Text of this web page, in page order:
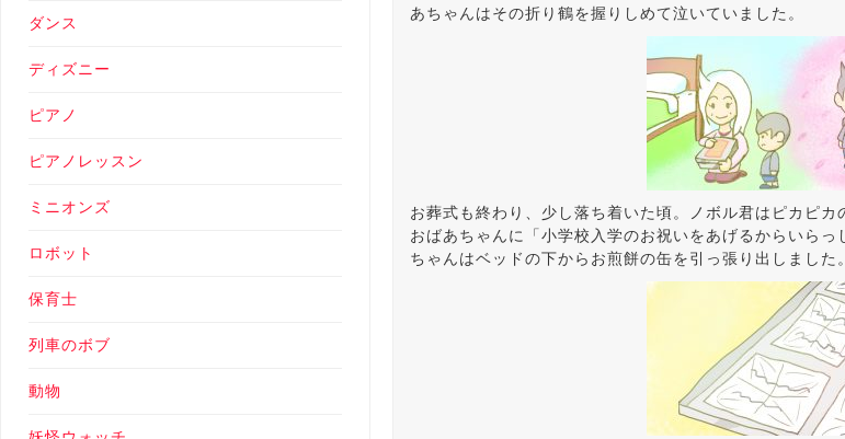
あちゃんはその折り鶴を握りしめて泣いていました。
お葬式も終わり、少し落ち着いた頃。ノボル君はピカピカ
おばあちゃんに「小学校入学のお祝いをあげるからいら
ちゃんはベッドの下からお煎餅の缶を引っ張り出しました。
ダンス
ディズニー
ピアノ
ピアノレッスン
ミニオンズ
ロボット
保育士
列車のボブ
動物